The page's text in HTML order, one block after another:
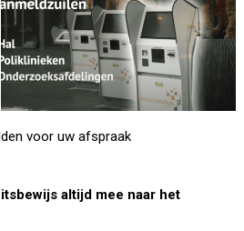
voor uw afspraak
altijd mee naar het